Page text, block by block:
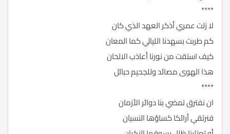
****
لا زلت عمري أذكر العهد الذي كان
كم طربت بسهدنا الليالي كما المعان
كيف استقت من نورنا أعاذب الالحان
هذا الهوى مصائد وللجحيم حبائل
****
ان نفترق تمضي بنا دوائر الأزمان
فنرتقي أرائكا كساؤها النسيان